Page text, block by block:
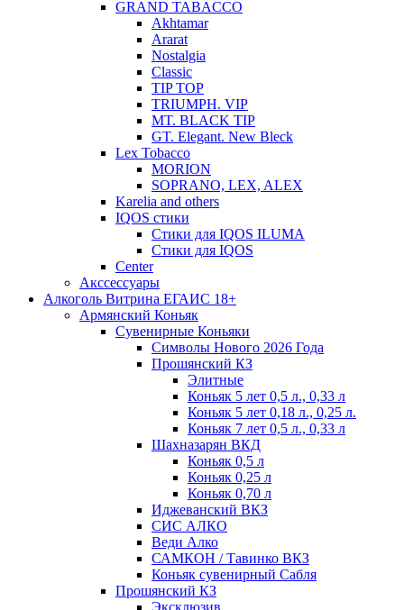
GRAND TABACCO
Akhtamar
Ararat
Nostalgia
Classic
TIP TOP
TRIUMPH. VIP
MT. BLACK TIP
GT. Elegant. New Bleck
Lex Tobacco
MORION
SOPRANO, LEX, ALEX
Karelia and others
IQOS стики
Стики для IQOS ILUMA
Стики для IQOS
Сenter
Акссессуары
Алкоголь Витрина ЕГАИС 18+
Армянский Коньяк
Сувенирные Коньяки
Символы Нового 2026 Года
Прошянский КЗ
Элитные
Коньяк 5 лет 0,5 л., 0,33 л
Коньяк 5 лет 0,18 л., 0,25 л.
Коньяк 7 лет 0,5 л., 0,33 л
Шахназарян ВКД
Коньяк 0,5 л
Коньяк 0,25 л
Коньяк 0,70 л
Иджеванский ВКЗ
СИС АЛКО
Веди Алко
САМКОН / Тавинко ВКЗ
Коньяк сувенирный Сабля
Прошянский КЗ
Эксклюзив